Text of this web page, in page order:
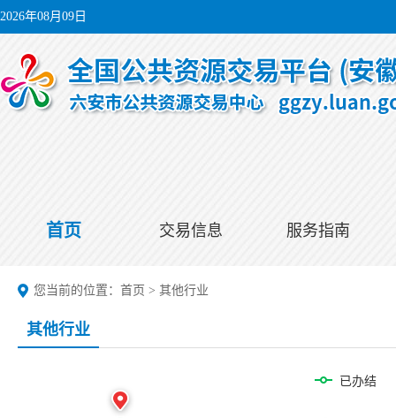
2026年08月09日
首页 交易信息 服务指南
您当前的位置： 首页 > 其他行业
其他行业
已办结